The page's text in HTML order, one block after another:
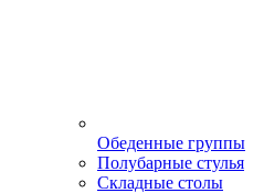
Обеденные группы
Полубарные стулья
Складные столы